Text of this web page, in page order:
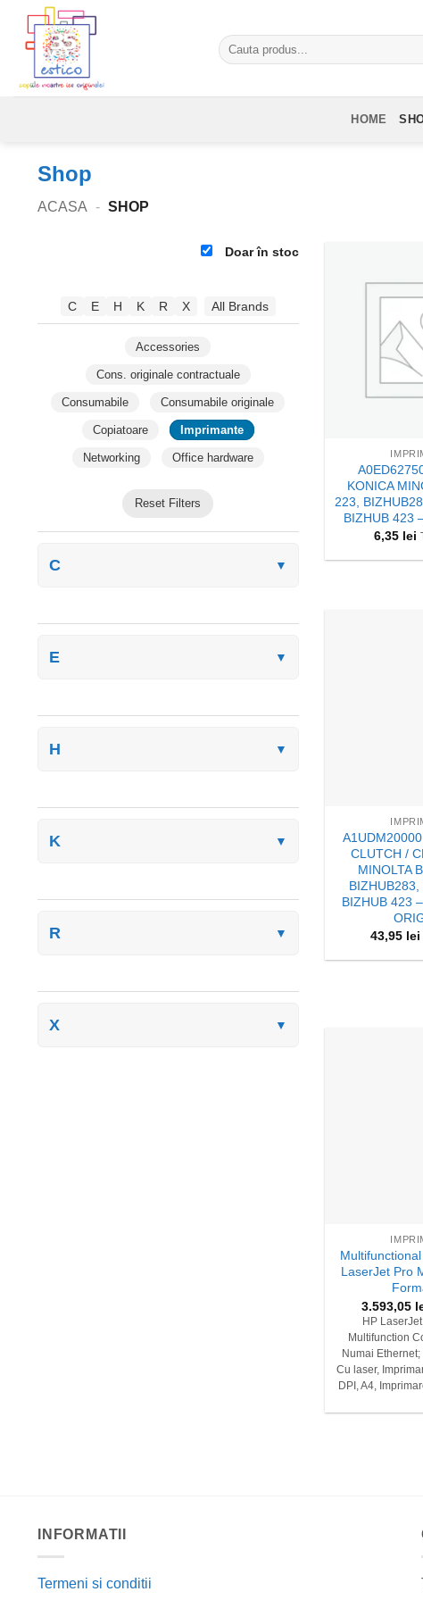
content
Caută
după:
HOME
Shop
ACASA - SHOP
Doar în stoc
C E H K R X All Brands
Accessories
Cons. originale contractuale
Consumabile Consumabile originale
Copiatoare Imprimante
Networking Office hardware
Reset Filters
C ▼
E ▼
H ▼
K ▼
R ▼
X ▼
KONICA
223,
BIZHUB 423
6,35 lei
CLUTCH /
MINOLTA
BIZHUB283,
BIZHUB 423
43,95 lei
LaserJet Pro
3.593,05
HP
Multifunction
Numai Ethernet;
Cu laser,
DPI, A4,
INFORMATII
Termeni si conditii